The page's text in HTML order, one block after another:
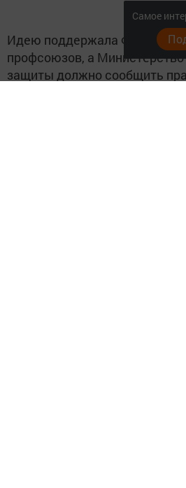
Идею поддержала Федерация
профсоюзов, а Министерство
защиты должно сообщить
Самое